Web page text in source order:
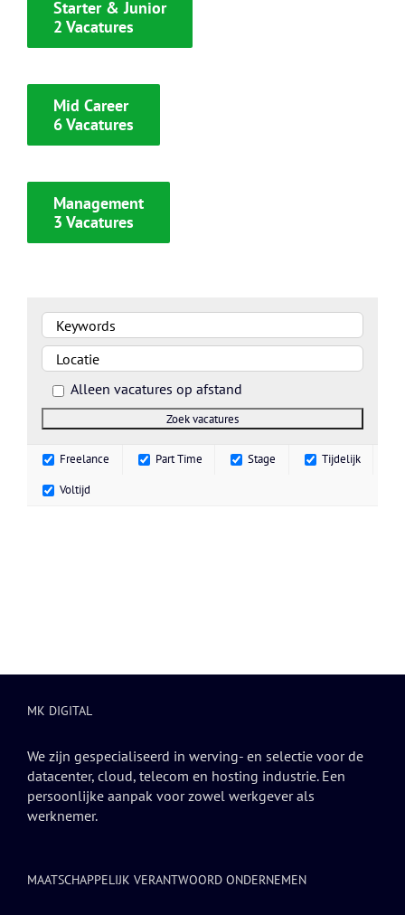
Starter & Junior
2 Vacatures
Mid Career
6 Vacatures
Management
3 Vacatures
Alleen vacatures op afstand
Freelance Part Time Stage
Tijdelijk
Voltijd
MK DIGITAL
We zijn gespecialiseerd in werving- en selectie voor de
datacenter, cloud, telecom en hosting industrie. Een
persoonlijke aanpak voor zowel werkgever als
werknemer.
MAATSCHAPPELIJK VERANTWOORD ONDERNEMEN